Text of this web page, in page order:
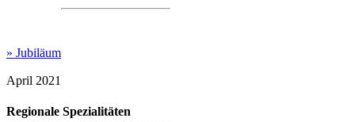
» Jubiläum
April 2021
Regionale Spezialitäten